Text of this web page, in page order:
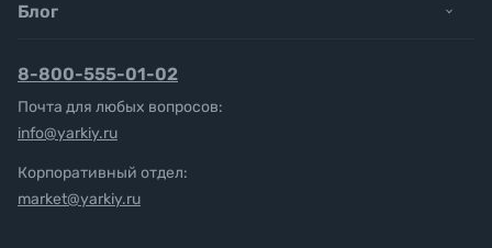
Блог
8-800-555-01-02
Почта для любых вопросов:
info@yarkiy.ru
Корпоративный отдел:
market@yarkiy.ru